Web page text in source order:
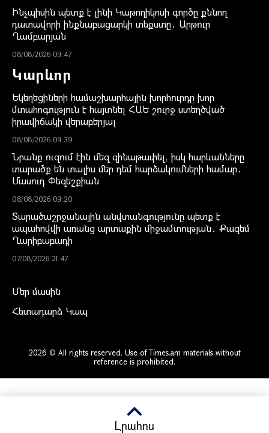
Ինչպիսին պետք է լինի Կաթողիկոսի գործը քննող
դատավորի ինքնաբացարկի տեքստը․ Արթուր
Ղամբարյան
08/08/2026 09:47
Կարևոր
Եկեղեցիների համաշխարհային խորհուրդը խոր
մտահոգություն է հայտնել ՀԱԵ շուրջ ստեղծված
իրավիճակի վերաբերյալ
08/08/2026 09:39
Նրանք ուզում էին մեզ զինաթափել, իսկ հարևանները
տարածք են տալիս մեր դեմ հարձակումների համար․
Մասուդ Փեզեշքիան
08/08/2026 09:20
Տարածաշրջանային անվտանգությունը պետք է
ապահովվի առանց արտաքին միջամտության․ Քազեմ
Ղարիբաբադի
07/08/2026 21:47
Մեր մասին
Հետադարձ Կապ
2026 © All rights reserved. Use of Times.am materials without
reference is prohibited.
Լրահոս